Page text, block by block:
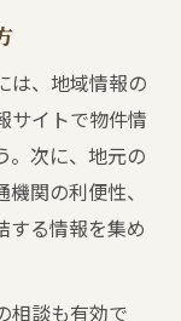
は、地域情報の
サイトで物件情
。次に、地元の
関の利便性、
する情報を集め
相談も有効で